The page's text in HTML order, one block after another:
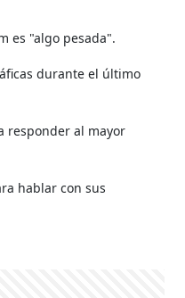
es "algo pesada".
durante el último
responder al mayor
hablar con sus